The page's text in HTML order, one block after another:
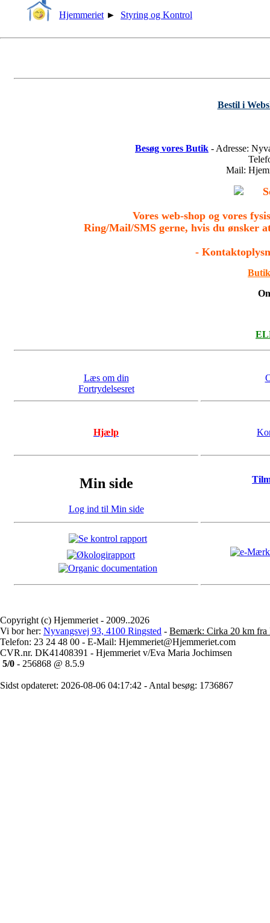
Hjemmeriet ► Styring og Kontrol
Bestil i
Besøg vores Butik - Adresse:
Mail:
Vores web-shop og vores
Ring/Mail/SMS gerne, hvis du ønsker
-
Læs om din
Fortrydelsesret
Hjælp
Min side
Log ind til Min side
Copyright (c) Hjemmeriet - 2009..2026
Vi bor her: Nyvangsvej 93, 4100 Ringsted - Bemærk: Cirka 20 km fra
Telefon: 23 24 48 00 - E-Mail: Hjemmeriet@Hjemmeriet.com
CVR.nr. DK41408391 - Hjemmeriet v/Eva Maria Jochimsen
5/0 - 256868 @ 8.5.9
Sidst opdateret: 2026-08-06 04:17:42 - Antal besøg: 1736867